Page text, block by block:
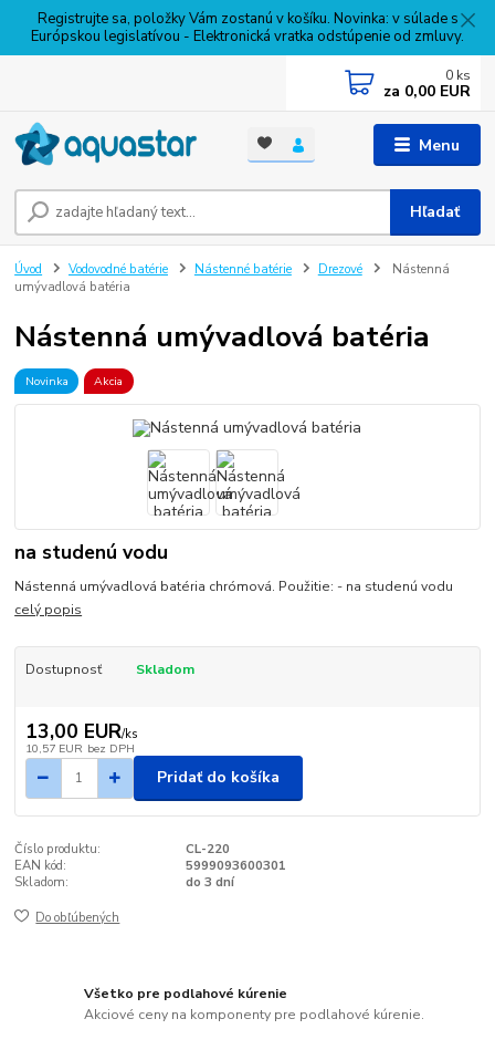
Registrujte sa, položky Vám zostanú v košíku. Novinka: v súlade s
Európskou legislatívou - Elektronická vratka odstúpenie od zmluvy.
Menu
Hľadať
0 ks
za 0,00 EUR
Úvod Vodovodné batérie Nástenné batérie Drezové
Nástenná
umývadlová batéria
Nástenná umývadlová batéria
Novinka Akcia
na studenú vodu
Nástenná umývadlová batéria chrómová. Použitie: - na studenú vodu
celý popis
Dostupnosť Skladom
13,00 EUR/ks
10,57 EUR bez DPH
Pridať do košíka
Číslo produktu:
CL-220
EAN kód:
5999093600301
Skladom:
do 3 dní
Do obľúbených
Všetko pre podlahové kúrenie
Akciové ceny na komponenty pre podlahové kúrenie.